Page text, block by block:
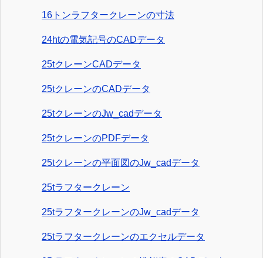
16トンラフタークレーンの寸法
24htの電気記号のCADデータ
25tクレーンCADデータ
25tクレーンのCADデータ
25tクレーンのJw_cadデータ
25tクレーンのPDFデータ
25tクレーンの平面図のJw_cadデータ
25tラフタークレーン
25tラフタークレーンのJw_cadデータ
25tラフタークレーンのエクセルデータ